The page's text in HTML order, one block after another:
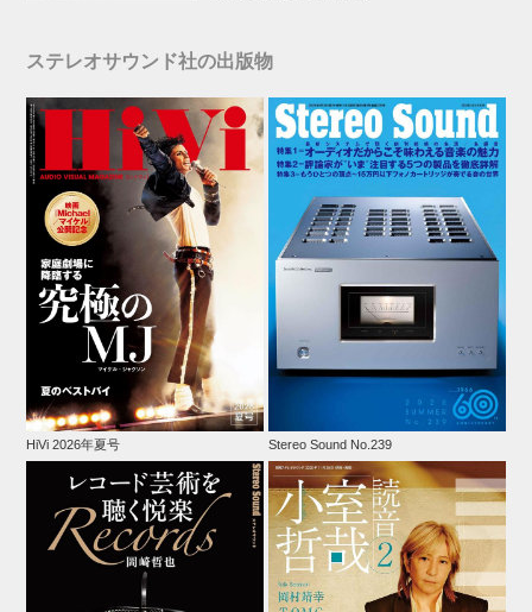
ステレオサウンド社の出版物
HiVi 2026年夏号 Stereo Sound No.239